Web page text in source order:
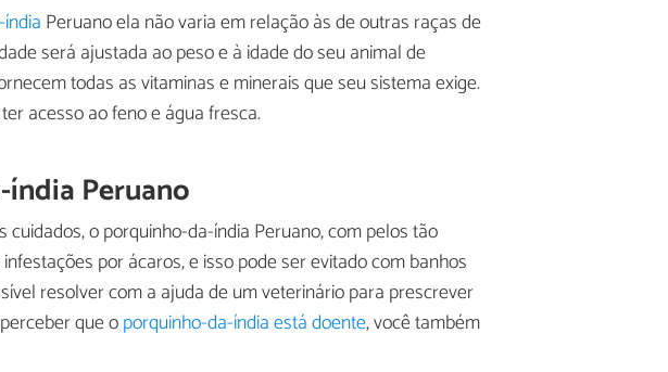
Peruano ela não varia em relação às de outras raças de
será ajustada ao peso e à idade do seu animal de
todas as vitaminas e minerais que seu sistema exige.
acesso ao feno e água fresca.
Peruano
o porquinho-da-índia Peruano, com pelos tão
por ácaros, e isso pode ser evitado com banhos
resolver com a ajuda de um veterinário para prescrever
que oporquinho-da-índia está doente, você também